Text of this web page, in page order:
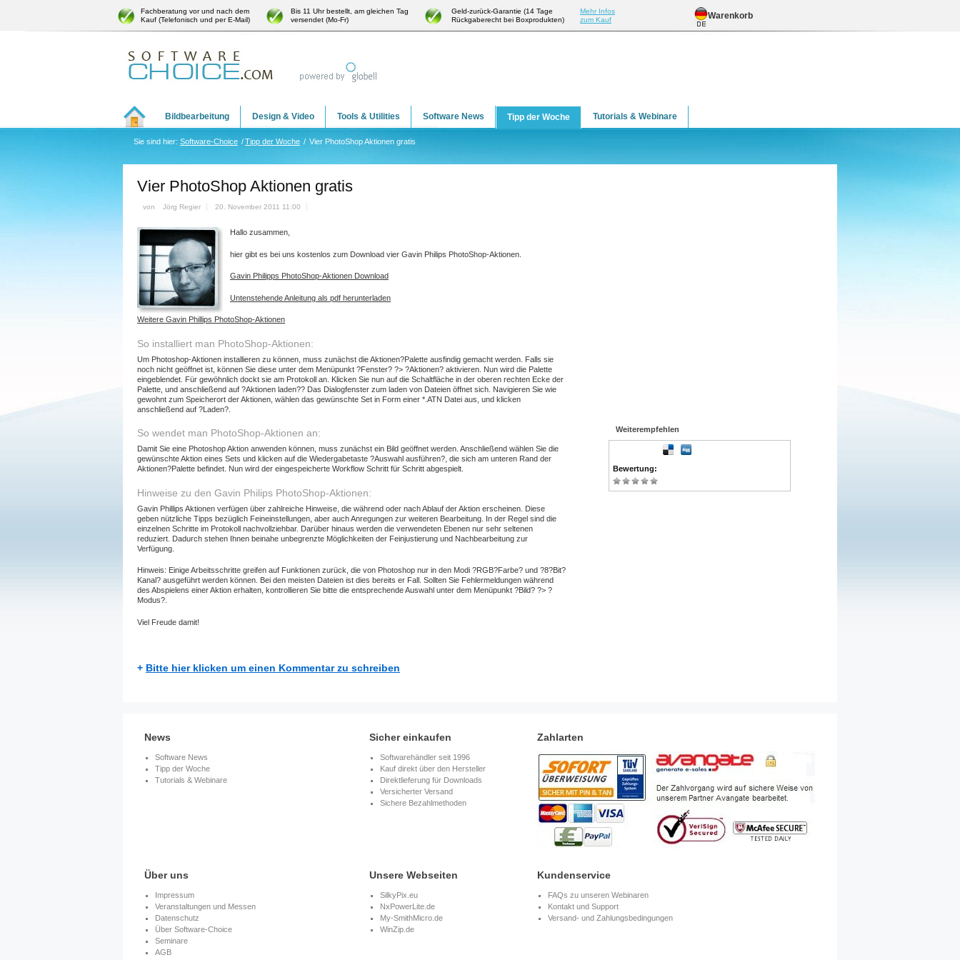
Fachberatung vor und nach dem
Kauf (Telefonisch und per E-Mail)
Bis 11 Uhr bestellt, am gleichen Tag
versendet (Mo-Fr)
Geld-zurück-Garantie (14 Tage
Rückgaberecht bei Boxprodukten)
Mehr Infos
zum Kauf
Warenkorb
Bildbearbeitung Design & Video Tools & Utilities Software News Tipp der Woche Tutorials & Webinare
Sie sind hier: Software-Choice /Tipp der Woche / Vier PhotoShop Aktionen gratis
Vier PhotoShop Aktionen gratis
von Jörg Regier 20. November 2011 11:00
Hallo zusammen,
hier gibt es bei uns kostenlos zum Download vier Gavin Philips PhotoShop-Aktionen.
Gavin Philipps PhotoShop-Aktionen Download
Untenstehende Anleitung als pdf herunterladen
Weitere Gavin Phillips PhotoShop-Aktionen
So installiert man PhotoShop-Aktionen:
Um Photoshop-Aktionen installieren zu können, muss zunächst die Aktionen?Palette ausfindig gemacht werden. Falls sie
noch nicht geöffnet ist, können Sie diese unter dem Menüpunkt ?Fenster? ?> ?Aktionen? aktivieren. Nun wird die Palette
eingeblendet. Für gewöhnlich dockt sie am Protokoll an. Klicken Sie nun auf die Schaltfläche in der oberen rechten Ecke der
Palette, und anschließend auf ?Aktionen laden?? Das Dialogfenster zum laden von Dateien öffnet sich. Navigieren Sie wie
gewohnt zum Speicherort der Aktionen, wählen das gewünschte Set in Form einer *.ATN Datei aus, und klicken
anschließend auf ?Laden?.
So wendet man PhotoShop-Aktionen an:
Damit Sie eine Photoshop Aktion anwenden können, muss zunächst ein Bild geöffnet werden. Anschließend wählen Sie die
gewünschte Aktion eines Sets und klicken auf die Wiedergabetaste ?Auswahl ausführen?, die sich am unteren Rand der
Aktionen?Palette befindet. Nun wird der eingespeicherte Workflow Schritt für Schritt abgespielt.
Hinweise zu den Gavin Philips PhotoShop-Aktionen:
Gavin Phillips Aktionen verfügen über zahlreiche Hinweise, die während oder nach Ablauf der Aktion erscheinen. Diese
geben nützliche Tipps bezüglich Feineinstellungen, aber auch Anregungen zur weiteren Bearbeitung. In der Regel sind die
einzelnen Schritte im Protokoll nachvollziehbar. Darüber hinaus werden die verwendeten Ebenen nur sehr seltenen
reduziert. Dadurch stehen Ihnen beinahe unbegrenzte Möglichkeiten der Feinjustierung und Nachbearbeitung zur
Verfügung.
Hinweis: Einige Arbeitsschritte greifen auf Funktionen zurück, die von Photoshop nur in den Modi ?RGB?Farbe? und ?8?Bit?
Kanal? ausgeführt werden können. Bei den meisten Dateien ist dies bereits er Fall. Sollten Sie Fehlermeldungen während
des Abspielens einer Aktion erhalten, kontrollieren Sie bitte die entsprechende Auswahl unter dem Menüpunkt ?Bild? ?> ?
Modus?.
Viel Freude damit!
Weiterempfehlen
Bewertung:
+ Bitte hier klicken um einen Kommentar zu schreiben
News
Software News
Tipp der Woche
Tutorials & Webinare
Sicher einkaufen
Softwarehändler seit 1996
Kauf direkt über den Hersteller
Direktlieferung für Downloads
Versicherter Versand
Sichere Bezahlmethoden
Zahlarten
Über uns
Impressum
Veranstaltungen und Messen
Datenschutz
Über Software-Choice
Seminare
AGB
Unsere Webseiten
SilkyPix.eu
NxPowerLite.de
My-SmithMicro.de
WinZip.de
Kundenservice
FAQs zu unseren Webinaren
Kontakt und Support
Versand- und Zahlungsbedingungen